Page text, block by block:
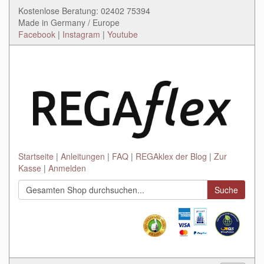
Kostenlose Beratung: 02402 75394
Made in Germany / Europe
Facebook | Instagram | Youtube
Startseite Anleitungen FAQ REGAklex der Blog
Zur
Kasse
Anmelden
Suche